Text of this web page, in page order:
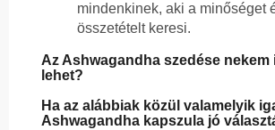
mindenkinek, aki a minőséget
összetételt keresi.
Az Ashwagandha szedése nekem
lehet?
Ha az alábbiak közül valamelyik
Ashwagandha kapszula jó